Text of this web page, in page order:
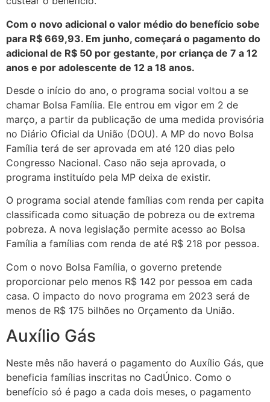
Com o novo adicional o valor médio do benefício sobe
para R$ 669,93. Em junho, começará o pagamento do
adicional de R$ 50 por gestante, por criança de 7 a 12
anos e por adolescente de 12 a 18 anos.
Desde o início do ano, o programa social voltou a se
chamar Bolsa Família. Ele entrou em vigor em 2 de
março, a partir da publicação de uma medida provisória
no Diário Oficial da União (DOU). A MP do novo Bolsa
Família terá de ser aprovada em até 120 dias pelo
Congresso Nacional. Caso não seja aprovada, o
programa instituído pela MP deixa de existir.
O programa social atende famílias com renda per capita
classificada como situação de pobreza ou de extrema
pobreza. A nova legislação permite acesso ao Bolsa
Família a famílias com renda de até R$ 218 por pessoa.
Com o novo Bolsa Família, o governo pretende
proporcionar pelo menos R$ 142 por pessoa em cada
casa. O impacto do novo programa em 2023 será de
menos de R$ 175 bilhões no Orçamento da União.
Auxílio Gás
Neste mês não haverá o pagamento do Auxílio Gás, que
beneficia famílias inscritas no CadÚnico. Como o
benefício só é pago a cada dois meses, o pagamento